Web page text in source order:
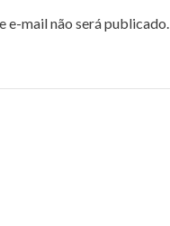
e-mail não será publicado.